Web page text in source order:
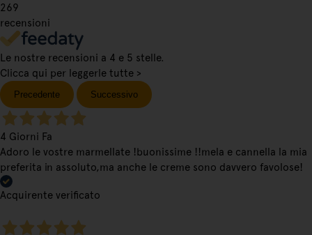
269
recensioni
Le nostre recensioni a 4 e 5 stelle.
Clicca qui per leggerle tutte >
Precedente Successivo
4 Giorni Fa
Adoro le vostre marmellate !buonissime !!mela e cannella la mia
preferita in assoluto,ma anche le creme sono davvero favolose!
Acquirente verificato